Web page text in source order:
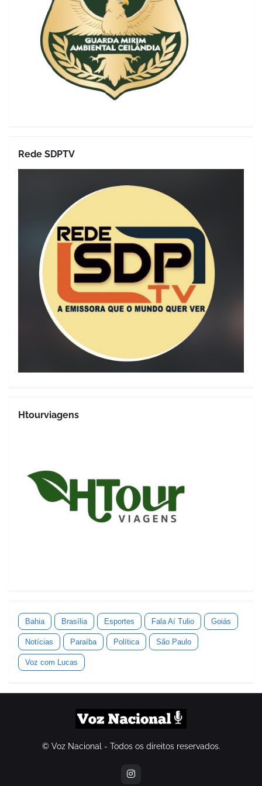
Rede SDPTV
Htourviagens
Bahia Brasília Esportes Fala Aí Tulio Goiás
Notícias Paraíba Política São Paulo
Voz com Lucas
© Voz Nacional - Todos os direitos reservados.